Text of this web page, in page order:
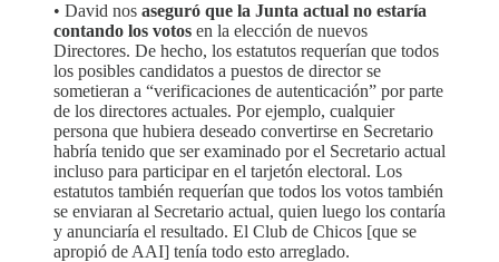
• David nos aseguró que la Junta actual no estaría
contando los votos en la elección de nuevos
Directores. De hecho, los estatutos requerían que todos
los posibles candidatos a puestos de director se
sometieran a “verificaciones de autenticación” por parte
de los directores actuales. Por ejemplo, cualquier
persona que hubiera deseado convertirse en Secretario
habría tenido que ser examinado por el Secretario actual
incluso para participar en el tarjetón electoral. Los
estatutos también requerían que todos los votos también
se enviaran al Secretario actual, quien luego los contaría
y anunciaría el resultado. El Club de Chicos [que se
apropió de AAI] tenía todo esto arreglado.